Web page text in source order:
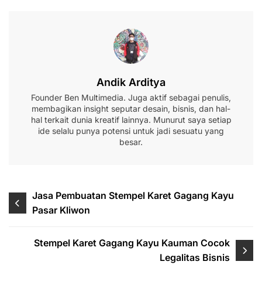
Andik Arditya
Founder Ben Multimedia. Juga aktif sebagai penulis,
membagikan insight seputar desain, bisnis, dan hal-
hal terkait dunia kreatif lainnya. Munurut saya setiap
ide selalu punya potensi untuk jadi sesuatu yang
besar.
Navigasi
pos
Jasa Pembuatan Stempel Karet Gagang Kayu
Pasar Kliwon
Stempel Karet Gagang Kayu Kauman Cocok
Legalitas Bisnis